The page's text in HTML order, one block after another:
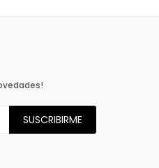
SUSCRIBIRME